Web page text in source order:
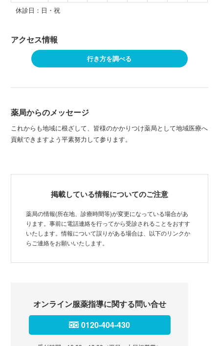
休診日：日・祝
アクセス情報
行き方を調べる
薬局からのメッセージ
これからも地域に根ざして、皆様のかかりつけ薬局として地域医療へ
貢献できますよう平素努力して参ります。
掲載している情報についてのご注意
薬局の情報(所在地、診療時間等)が変更になっている場合があ
ります。事前に電話連絡を行ってから受診されることをおすす
いたします。情報について誤りがある場合は、以下のリンクか
らご連絡をお願いいたします。
オンライン服薬指導に関する問い合せ
0120-404-430